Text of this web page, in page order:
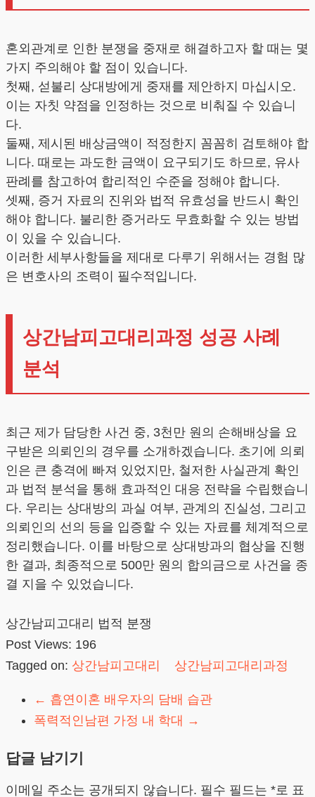
혼외관계로 인한 분쟁을 중재로 해결하고자 할 때는 몇
가지 주의해야 할 점이 있습니다.
첫째, 섣불리 상대방에게 중재를 제안하지 마십시오.
이는 자칫 약점을 인정하는 것으로 비춰질 수 있습니
다.
둘째, 제시된 배상금액이 적정한지 꼼꼼히 검토해야 합
니다. 때로는 과도한 금액이 요구되기도 하므로, 유사
판례를 참고하여 합리적인 수준을 정해야 합니다.
셋째, 증거 자료의 진위와 법적 유효성을 반드시 확인
해야 합니다. 불리한 증거라도 무효화할 수 있는 방법
이 있을 수 있습니다.
이러한 세부사항들을 제대로 다루기 위해서는 경험 많
은 변호사의 조력이 필수적입니다.
상간남피고대리과정 성공 사례
분석
최근 제가 담당한 사건 중, 3천만 원의 손해배상을 요
구받은 의뢰인의 경우를 소개하겠습니다. 초기에 의뢰
인은 큰 충격에 빠져 있었지만, 철저한 사실관계 확인
과 법적 분석을 통해 효과적인 대응 전략을 수립했습니
다. 우리는 상대방의 과실 여부, 관계의 진실성, 그리고
의뢰인의 선의 등을 입증할 수 있는 자료를 체계적으로
정리했습니다. 이를 바탕으로 상대방과의 협상을 진행
한 결과, 최종적으로 500만 원의 합의금으로 사건을 종
결 지을 수 있었습니다.
상간남피고대리 법적 분쟁
Post Views: 196
Tagged on: 상간남피고대리 상간남피고대리과정
← 흡연이혼 배우자의 담배 습관
폭력적인남편 가정 내 학대 →
답글 남기기
이메일 주소는 공개되지 않습니다. 필수 필드는 *로 표